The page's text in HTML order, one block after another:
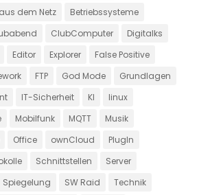
dem Netz
Betriebssysteme
ClubComputer
Digitalks
Editor Explorer
False Positive
FTP God Mode
Grundlagen
IT-Sicherheit KI
linux
Mobilfunk MQTT
Musik
Office ownCloud
PlugIn
Schnittstellen
Server
Spiegelung SW Raid
Technik